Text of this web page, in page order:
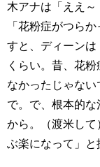
木アナは「ええ
「花粉症がつら
すと、ディーン
くらい。昔、花
なかったじゃな
で。で、根本的
から。（渡米し
ぶ楽になって」と